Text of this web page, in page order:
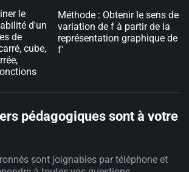
le
d'un
de
cube,
Méthode : Obtenir le sens de
variation de f à partir de la
représentation graphique de
f'
pédagogiques sont à votre
sont joignables par téléphone et